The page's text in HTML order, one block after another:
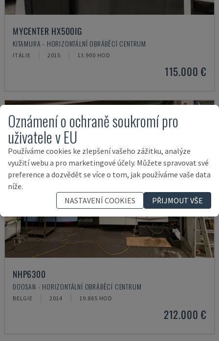
MYCENTER HX500IG
KITAMURA - HORIZONTÁLNÍ OBRÁBĚCÍ CENTRUM
ITÁLIE 2015 13.900 HOD
115.000 €
NHP6300
DOOSAN - HORIZONTÁLNÍ OBRÁBĚCÍ CENTRUM
BELGIE 2014 19.865 HOD
212.000 €
Oznámení o ochraně soukromí pro
uživatele v EU
Používáme cookies ke zlepšení vašeho zážitku, analýze
využití webu a pro marketingové účely. Můžete spravovat své
preference a dozvědět se více o tom, jak používáme vaše data
níže.
NASTAVENÍ COOKIES
PŘIJMOUT VŠE